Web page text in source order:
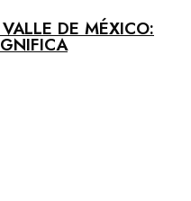
DE MÉXICO: